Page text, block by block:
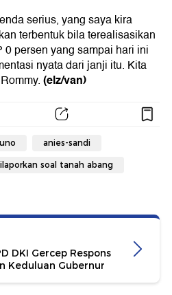
serius, yang saya kira
terbentuk bila terealisasikan
persen yang sampai hari ini
nyata dari janji itu. Kita
(elz/van)
anies-sandi
soal tanah abang
DKI Gercep Respons
Keduluan Gubernur